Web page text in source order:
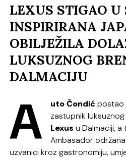
LEXUS STIGAO U
INSPIRIRANA
OBILJEŽILA
LUKSUZNOG
DALMACIJU
A uto Čondić postao
zastupnik
Lexus u Dalmaciji,
Ambasador
uzvanici kroz gastronomiju,